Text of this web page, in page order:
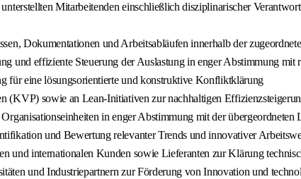
Mitarbeitenden einschließlich disziplinarischer
Dokumentationen und Arbeitsabläufen innerhalb der
und effiziente Steuerung der Auslastung in enger Abstimmung mit
für eine lösungsorientierte und konstruktive Konfliktklärung
(KVP) sowie an Lean-Initiativen zur nachhaltigen
in enger Abstimmung mit der übergeordneten
und Bewertung relevanter Trends und innovativer
und internationalen Kunden sowie Lieferanten zur Klärung
und Industriepartnern zur Förderung von Innovation und